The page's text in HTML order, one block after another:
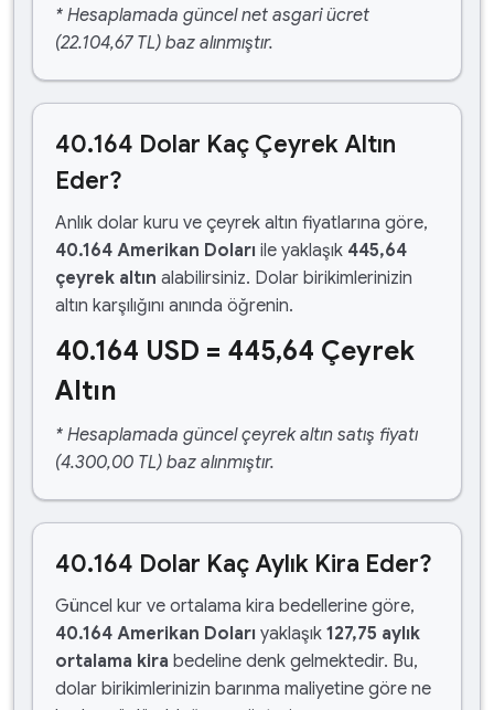
* Hesaplamada güncel net asgari ücret
(22.104,67 TL) baz alınmıştır.
40.164 Dolar Kaç Çeyrek Altın
Eder?
Anlık dolar kuru ve çeyrek altın fiyatlarına göre,
40.164 Amerikan Doları ile yaklaşık 445,64
çeyrek altın alabilirsiniz. Dolar birikimlerinizin
altın karşılığını anında öğrenin.
40.164 USD = 445,64 Çeyrek
Altın
* Hesaplamada güncel çeyrek altın satış fiyatı
(4.300,00 TL) baz alınmıştır.
40.164 Dolar Kaç Aylık Kira Eder?
Güncel kur ve ortalama kira bedellerine göre,
40.164 Amerikan Doları yaklaşık 127,75 aylık
ortalama kira bedeline denk gelmektedir. Bu,
dolar birikimlerinizin barınma maliyetine göre ne